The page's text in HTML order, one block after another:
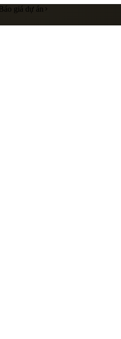
Báo giá dự án